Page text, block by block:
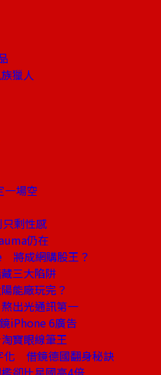
獵人
場空
剩性感
仍在
將成網購股王？
三大陷阱
能廠玩完？
出光通訊第一
iPhone 6廣告
寶眼線筆王
化 借鏡德國翻身秘訣